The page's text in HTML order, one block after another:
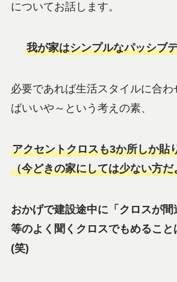
についてお話します。
我が家はシンプルなパッシブ
必要であれば生活スタイルに合
ばいいや～という考えの素、
アクセントクロスも3か所しか貼
（今どきの家にしては少ない方だ
おかげで建設途中に「クロスが間
等のよく聞くクロスでもめるこ
(笑)